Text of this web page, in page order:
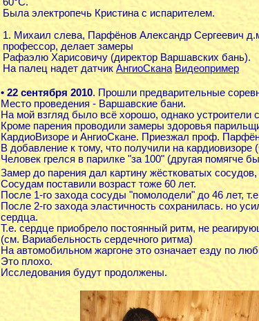
Была электропечь Кристина с испарителем.
1. Михаил слева, Парфёнов Александр Сергеевич
профессор, делает замеры
Рафаэлю Харисовичу (директор Варшавских бань).
На палец надет датчик АнгиоСкана Видеопример
• 22 сентября 2010. Прошли предварительные
Место проведения - Варшавские бани.
На мой взгляд было всё хорошо, однако устроители
Кроме парения проводили замеры здоровья
КардиоВизоре и АнгиоСкане. Приезжал проф.
В добавление к тому, что получили на
Человек грелся в парилке "за 100" (другая помягче
Замер до парения дал картину жёстковатых
Сосудам поставили возраст тоже 60 лет.
После 1-го захода сосуды "помолодели" до 46 лет,
После 2-го захода эластичность сохранилась. но
сердца.
Т.е. сердце приобрело постоянный ритм, не
(см. Вариабельность сердечного ритма)
На автомобильном жаргоне это означает езду по
Это плохо.
Исследования будут продолжены.